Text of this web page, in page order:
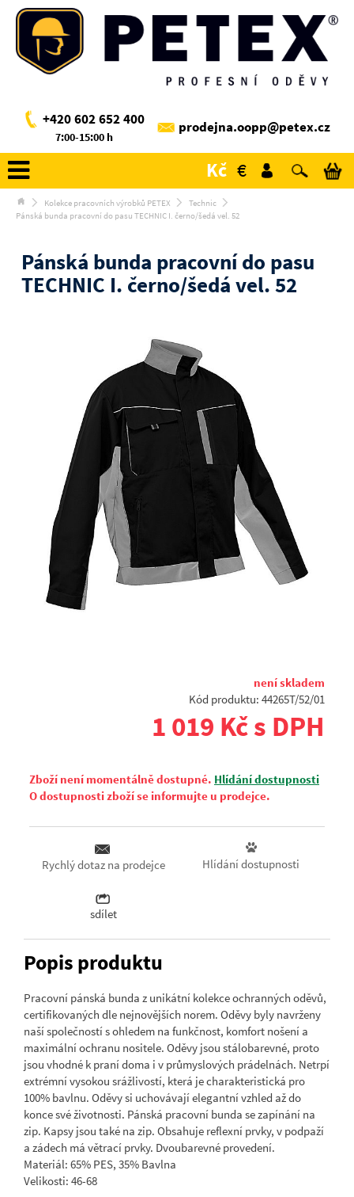
+420 602 652 400
7:00-15:00 h
prodejna.oopp@petex.cz
Kč €
Kolekce pracovních výrobků PETEX
Technic
Pánská bunda pracovní do pasu TECHNIC I. černo/šedá vel. 52
Pánská bunda pracovní do pasu
TECHNIC I. černo/šedá vel. 52
není skladem
Kód produktu: 44265T/52/01
1 019 Kč s DPH
Zboží není momentálně dostupné. Hlídání dostupnosti
O dostupnosti zboží se informujte u prodejce.
Rychlý dotaz na prodejce Hlídání dostupnosti
sdílet
Popis produktu
Pracovní pánská bunda z unikátní kolekce ochranných oděvů,
certifikovaných dle nejnovějších norem. Oděvy byly navrženy
naší společností s ohledem na funkčnost, komfort nošení a
maximální ochranu nositele. Oděvy jsou stálobarevné, proto
jsou vhodné k praní doma i v průmyslových prádelnách. Netrpí
extrémní vysokou srážlivostí, která je charakteristická pro
100% bavlnu. Oděvy si uchovávají elegantní vzhled až do
konce své životnosti. Pánská pracovní bunda se zapínání na
zip. Kapsy jsou také na zip. Obsahuje reflexní prvky, v podpaží
a zádech má větrací prvky. Dvoubarevné provedení.
Materiál: 65% PES, 35% Bavlna
Velikosti: 46-68